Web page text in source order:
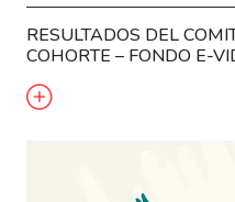
RESULTADOS DEL
COHORTE – FONDO E-